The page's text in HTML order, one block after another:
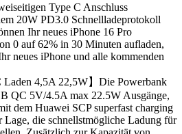
Type C Anschluss
20W PD3.0 Schnellladeprotokoll
Ihr neues iPhone 16 Pro
0 auf 62% in 30 Minuten aufladen,
neues iPhone und alle kommenden
Laden 4,5A 22,5W】Die Powerbank
QC 5V/4.5A max 22.5W Ausgänge,
dem Huawei SCP superfast charging
Lage, die schnellstmögliche Ladung für